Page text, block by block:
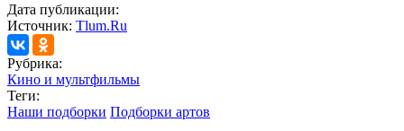
Дата публикации:
Источник: Tlum.Ru
Рубрика:
Кино и мультфильмы
Теги:
Наши подборки Подборки артов